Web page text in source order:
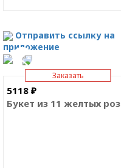
Отправить ссылку на
приложение
Заказать
5118 ₽
Букет из 11 желтых роз